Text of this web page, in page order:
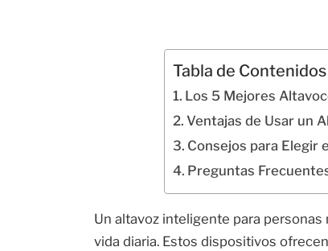
Tabla de Contenidos
Los 5 Mejores
Ventajas de Usar un
Consejos para Elegir
Preguntas
Un altavoz inteligente para
vida diaria. Estos dispositivos